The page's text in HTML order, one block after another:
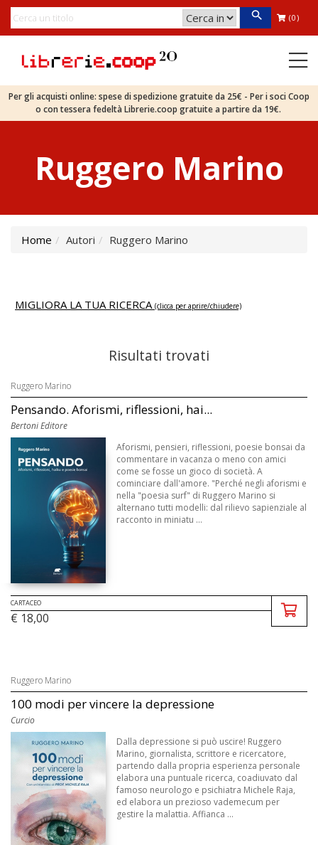
(0)
Per gli acquisti online: spese di spedizione gratuite da 25€ - Per i soci Coop
o con tessera fedeltà Librerie.coop gratuite a partire da 19€.
Ruggero Marino
Home Autori Ruggero Marino
MIGLIORA LA TUA RICERCA (clicca per aprire/chiudere)
Risultati trovati
Ruggero Marino
Pensando. Aforismi, riflessioni, hai...
Bertoni Editore
Aforismi, pensieri, riflessioni, poesie bonsai da
commentare in vacanza o meno con amici
come se fosse un gioco di società. A
cominciare dall'amore. "Perché negli aforismi e
nella "poesia surf" di Ruggero Marino si
alternano tutti modelli: dal rilievo sapienziale al
racconto in miniatu ...
CARTACEO
€ 18,00
Ruggero Marino
100 modi per vincere la depressione
Curcio
Dalla depressione si può uscire! Ruggero
Marino, giornalista, scrittore e ricercatore,
partendo dalla propria esperienza personale
elabora una puntuale ricerca, coadiuvato dal
famoso neurologo e psichiatra Michele Raja,
ed elabora un prezioso vademecum per
gestire la malattia. Affianca ...